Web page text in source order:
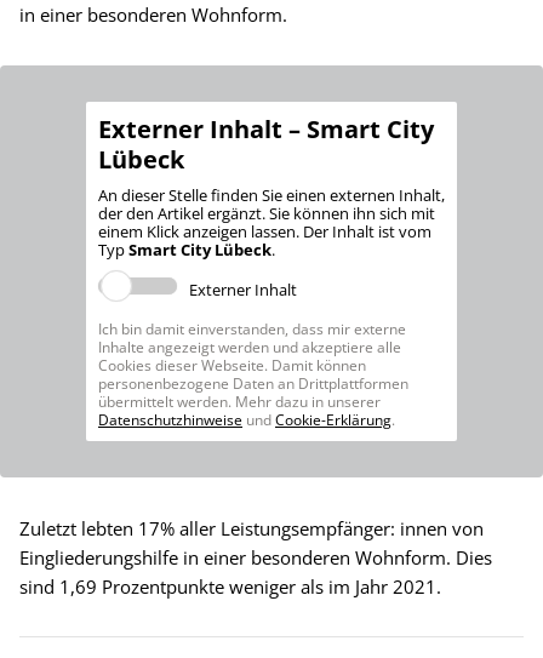
in einer besonderen Wohnform.
Externer Inhalt – Smart City
Lübeck
An dieser Stelle finden Sie einen externen Inhalt,
der den Artikel ergänzt. Sie können ihn sich mit
einem Klick anzeigen lassen. Der Inhalt ist vom
TypSmart City Lübeck.
Externer Inhalt
Ich bin damit einverstanden, dass mir externe
Inhalte angezeigt werden und akzeptiere alle
Cookies dieser Webseite. Damit können
personenbezogene Daten an Drittplattformen
übermittelt werden. Mehr dazu in unserer
Datenschutzhinweise undCookie-Erklärung.
Zuletzt lebten 17% aller Leistungsempfänger: innen von
Eingliederungshilfe in einer besonderen Wohnform. Dies
sind 1,69 Prozentpunkte weniger als im Jahr 2021.